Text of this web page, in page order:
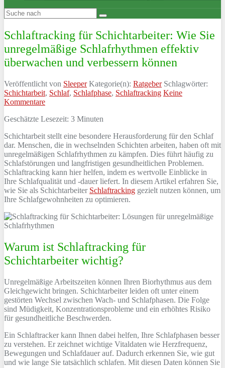
Schlaftracking für Schichtarbeiter: Wie Sie
unregelmäßige Schlafrhythmen effektiv
überwachen und verbessern können
Veröffentlicht von Sleeper Kategorie(n): RatgeberSchlagwörter:
Schichtarbeit, Schlaf, Schlafphase, Schlaftracking Keine
Kommentare
Geschätzte Lesezeit: 3 Minuten
Schichtarbeit stellt eine besondere Herausforderung für den Schlaf
dar. Menschen, die in wechselnden Schichten arbeiten, haben oft mit
unregelmäßigen Schlafrhythmen zu kämpfen. Dies führt häufig zu
Schlafstörungen und langfristigen gesundheitlichen Problemen.
Schlaftracking kann hier helfen, indem es wertvolle Einblicke in
Ihre Schlafqualität und -dauer liefert. In diesem Artikel erfahren Sie,
wie Sie als Schichtarbeiter Schlaftracking gezielt nutzen können, um
Ihre Schlafgewohnheiten zu optimieren.
Warum ist Schlaftracking für
Schichtarbeiter wichtig?
Unregelmäßige Arbeitszeiten können Ihren Biorhythmus aus dem
Gleichgewicht bringen. Schichtarbeiter leiden oft unter einem
gestörten Wechsel zwischen Wach- und Schlafphasen. Die Folge
sind Müdigkeit, Konzentrationsprobleme und ein erhöhtes Risiko
für gesundheitliche Beschwerden.
Ein Schlaftracker kann Ihnen dabei helfen, Ihre Schlafphasen besser
zu verstehen. Er zeichnet wichtige Vitaldaten wie Herzfrequenz,
Bewegungen und Schlafdauer auf. Dadurch erkennen Sie, wie gut
und wie lange Sie tatsächlich schlafen. Mit diesen Daten können Sie